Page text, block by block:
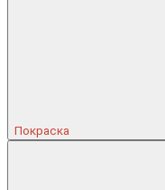
Покраска